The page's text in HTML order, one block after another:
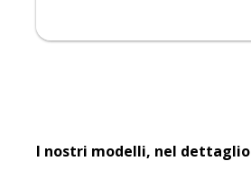
I nostri modelli, nel dettaglio